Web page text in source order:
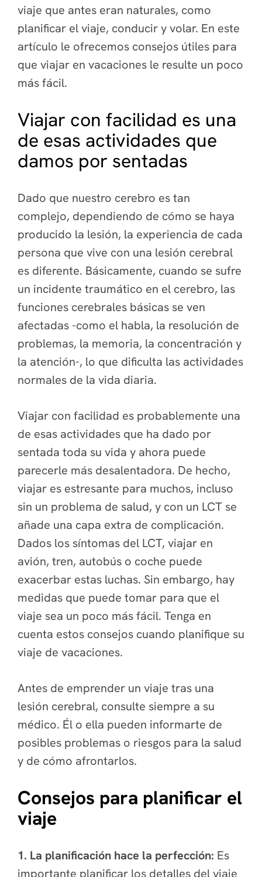
viaje que antes eran naturales, como
planificar el viaje, conducir y volar. En este
artículo le ofrecemos consejos útiles para
que viajar en vacaciones le resulte un poco
más fácil.
Viajar con facilidad es una
de esas actividades que
damos por sentadas
Dado que nuestro cerebro es tan
complejo, dependiendo de cómo se haya
producido la lesión, la experiencia de cada
persona que vive con una lesión cerebral
es diferente. Básicamente, cuando se sufre
un incidente traumático en el cerebro, las
funciones cerebrales básicas se ven
afectadas -como el habla, la resolución de
problemas, la memoria, la concentración y
la atención-, lo que dificulta las actividades
normales de la vida diaria.
Viajar con facilidad es probablemente una
de esas actividades que ha dado por
sentada toda su vida y ahora puede
parecerle más desalentadora. De hecho,
viajar es estresante para muchos, incluso
sin un problema de salud, y con un LCT se
añade una capa extra de complicación.
Dados los síntomas del LCT, viajar en
avión, tren, autobús o coche puede
exacerbar estas luchas. Sin embargo, hay
medidas que puede tomar para que el
viaje sea un poco más fácil. Tenga en
cuenta estos consejos cuando planifique su
viaje de vacaciones.
Antes de emprender un viaje tras una
lesión cerebral, consulte siempre a su
médico. Él o ella pueden informarte de
posibles problemas o riesgos para la salud
y de cómo afrontarlos.
Consejos para planificar el
viaje
1. La planificación hace la perfección: Es
importante planificar los detalles del viaje